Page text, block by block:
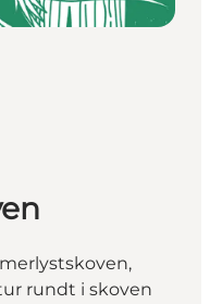
rundt i skoven